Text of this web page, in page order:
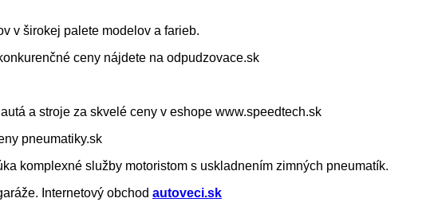
v širokej palete modelov a farieb.
ceny nájdete na odpudzovace.sk
a stroje za skvelé ceny v eshope www.speedtech.sk
pneumatiky.sk
komplexné služby motoristom s uskladnením zimných pneumatík.
Internetový obchod autoveci.sk